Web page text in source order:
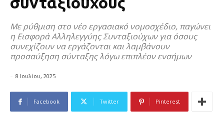
Με ρύθμιση στο νέο εργασιακό νομοσχέδιο, παγώνει
η Εισφορά Αλληλεγγύης Συνταξιούχων για όσους
συνεχίζουν να εργάζονται και λαμβάνουν
προσαύξηση σύνταξης λόγω επιπλέον ενσήμων
- 8 Ιουλίου, 2025
Facebook Twitter Pinterest